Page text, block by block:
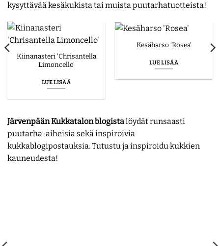
kysyttävää kesäkukista tai muista puutarhatuotteista!
Kiinanasteri ‘Chrisantella
Limoncello’
LUE LISÄÄ
Kesäharso ‘Rosea’
LUE LISÄÄ
Järvenpään Kukkatalon blogistalöydät runsaasti
puutarha-aiheisia sekä inspiroivia
kukkablogipostauksia. Tutustu ja inspiroidu kukkien
kauneudesta!